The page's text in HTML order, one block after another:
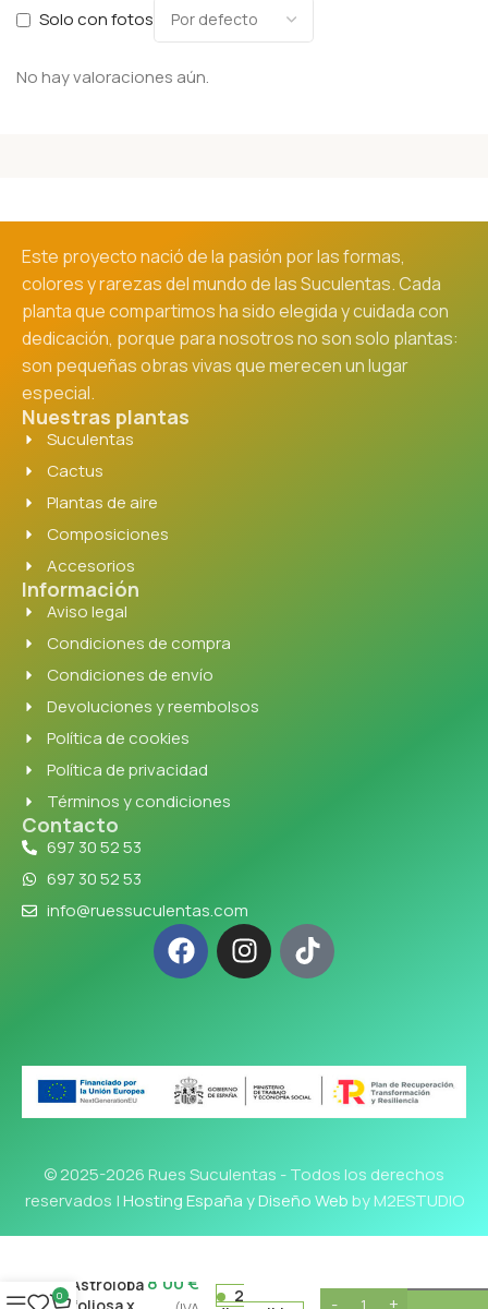
Solo con fotos
No hay valoraciones aún.
Este proyecto nació de la pasión por las formas,
colores y rarezas del mundo de las Suculentas. Cada
planta que compartimos ha sido elegida y cuidada con
dedicación, porque para nosotros no son solo plantas:
son pequeñas obras vivas que merecen un lugar
especial.
Nuestras plantas
Suculentas
Cactus
Plantas de aire
Composiciones
Accesorios
Información
Aviso legal
Condiciones de compra
Condiciones de envío
Devoluciones y reembolsos
Política de cookies
Política de privacidad
Términos y condiciones
Contacto
697 30 52 53
697 30 52 53
info@ruessuculentas.com
© 2025-2026 Rues Suculentas - Todos los derechos
reservados |Hosting España y Diseño Webby M2ESTUDIO
Astroloba
foliosa x
8'00€
2
0